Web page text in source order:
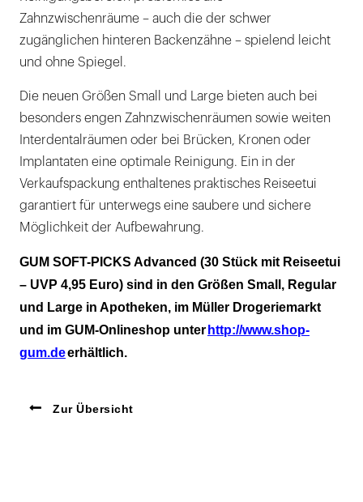
Zahnzwischenräume – auch die der schwer
zugänglichen hinteren Backenzähne – spielend leicht
und ohne Spiegel.
Die neuen Größen Small und Large bieten auch bei
besonders engen Zahnzwischenräumen sowie weiten
Interdentalräumen oder bei Brücken, Kronen oder
Implantaten eine optimale Reinigung. Ein in der
Verkaufspackung enthaltenes praktisches Reiseetui
garantiert für unterwegs eine saubere und sichere
Möglichkeit der Aufbewahrung.
GUM SOFT-PICKS Advanced (30 Stück mit Reiseetui
– UVP 4,95 Euro) sind in den Größen Small, Regular
und Large in Apotheken, im Müller Drogeriemarkt
und im GUM-Onlineshop unter http://www.shop-
gum.deerhältlich.
Zur Übersicht